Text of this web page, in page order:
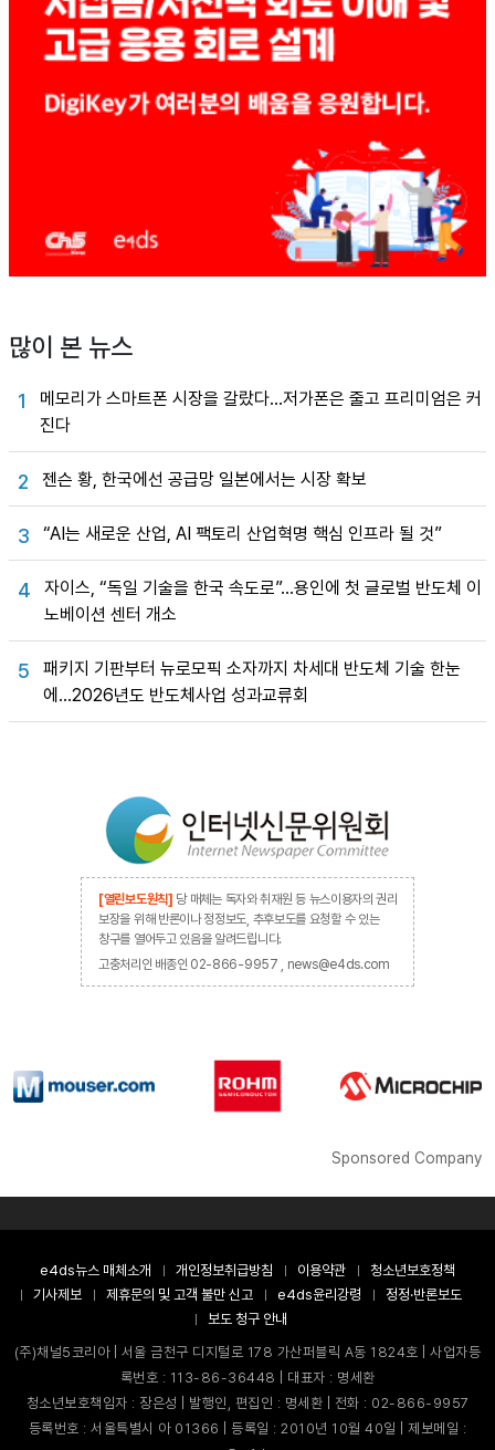
많이 본 뉴스
1
메모리가 스마트폰 시장을 갈랐다…저가폰은 줄고 프리미엄은 커
진다
2 젠슨 황, 한국에선 공급망 일본에서는 시장 확보
3 “AI는 새로운 산업, AI 팩토리 산업혁명 핵심 인프라 될 것”
4
자이스, “독일 기술을 한국 속도로”…용인에 첫 글로벌 반도체 이
노베이션 센터 개소
5
패키지 기판부터 뉴로모픽 소자까지 차세대 반도체 기술 한눈
에…2026년도 반도체사업 성과교류회
[열린보도원칙] 당 매체는 독자와 취재원 등 뉴스이용자의 권리
보장을 위해 반론이나 정정보도, 추후보도를 요청할 수 있는
창구를 열어두고 있음을 알려드립니다.
고충처리인 배종인 02-866-9957 , news@e4ds.com
Sponsored Company
e4ds뉴스 매체소개 개인정보취급방침 이용약관
청소년보호정책
기사제보
제휴문의 및 고객 불만 신고 e4ds윤리강령
정정·반론보도
보도 청구 안내
(주)채널5코리아 | 서울 금천구 디지털로 178 가산퍼블릭 A동 1824호 | 사업자등
록번호 : 113-86-36448 | 대표자 : 명세환
청소년보호책임자 : 장은성 | 발행인, 편집인 : 명세환 | 전화 : 02-866-9957
등록번호 : 서울특별시 아 01366 | 등록일 : 2010년 10월 40일 | 제보메일 :